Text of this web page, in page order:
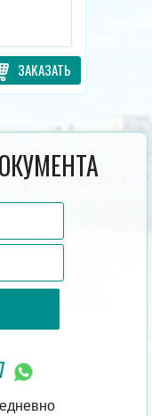
ЗАКАЗАТЬ